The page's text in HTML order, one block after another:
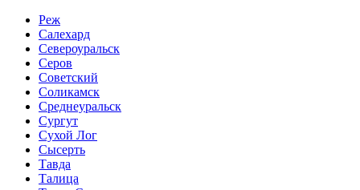
Реж
Салехард
Североуральск
Серов
Советский
Соликамск
Среднеуральск
Сургут
Сухой Лог
Сысерть
Тавда
Талица